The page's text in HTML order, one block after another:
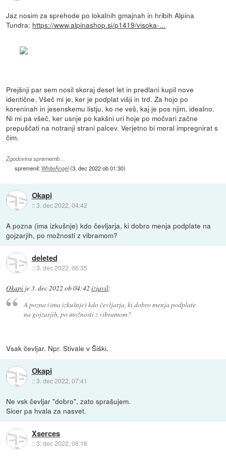
Jaz nosim za sprehode po lokalnih gmajnah in hribih Alpina
Tundra: https://www.alpinashop.si/p1419/visoka-...
Prejšnji par sem nosil skoraj deset let in predlani kupil nove
identične. Všeč mi je, ker je podplat višji in trd. Za hojo po
koreninah in jesenskemu listju, ko ne veš, kaj je pos njim, idealno.
Ni mi pa všeč, ker usnje po kakšni uri hoje po močvari začne
prepuščati na notranji strani palcev. Verjetno bi moral impregnirat s
čim.
Zgodovina sprememb…
spremenil:WhiteAngel(3. dec 2022 ob 01:30)
Okapi
::3. dec 2022, 04:42
A pozna (ima izkušnje) kdo čevljarja, ki dobro menja podplate na
gojzarjih, po možnosti z vibramom?
deleted
::3. dec 2022, 06:35
Okapi je3. dec 2022 ob 04:42 izjavil:
A pozna (ima izkušnje) kdo čevljarja, ki dobro menja podplate
na gojzarjih, po možnosti z vibramom?
Vsak čevljar. Npr. Stivale v Šiški.
Okapi
::3. dec 2022, 07:41
Ne vsk čevljar "dobro", zato sprašujem.
Sicer pa hvala za nasvet.
Xserces
::3. dec 2022, 08:16